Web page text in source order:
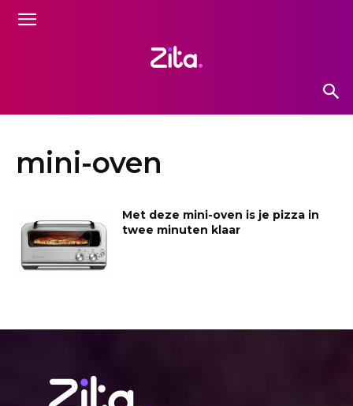
mini-oven
Met deze mini-oven is je pizza in
twee minuten klaar